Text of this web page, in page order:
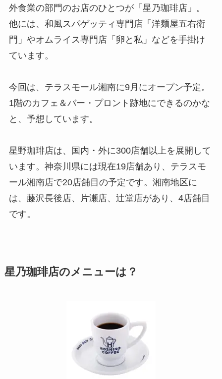
外食業の部門のお店のひとつが「星乃珈琲店」。
他には、和風スパゲッティ専門店「洋麺屋五右衛
門」やオムライス専門店「卵と私」などを手掛け
ています。
今回は、テラスモール湘南に9月にオープン予定。
1階のカフェ＆バー・プロント跡地にできるのかな
と、予想しています。
星野珈琲店は、国内・外に300店舗以上を展開して
います。神奈川県には現在19店舗あり、テラスモ
ール湘南店で20店舗目の予定です。湘南地区に
は、藤沢長後店、片瀬店、辻堂店があり、4店舗目
です。
星乃珈琲店のメニューは？